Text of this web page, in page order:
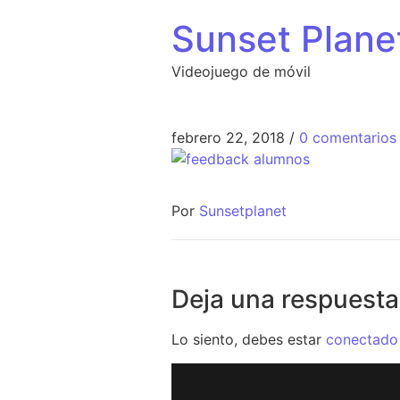
Sunset
Videojuego de móvil
febrero 22, 2018 / 0 comentarios
Por Sunsetplanet
Deja una respuesta
Lo siento, debes estar conectado